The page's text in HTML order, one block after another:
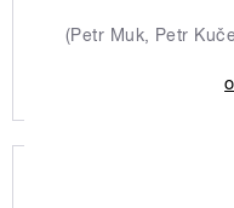
(Petr Muk, Petr